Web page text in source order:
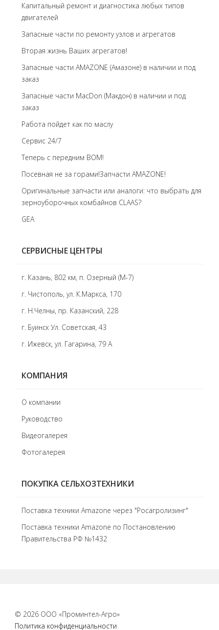
Капитальный ремонт и диагностика любых типов
двигателей
Запасные части по ремонту узлов и агрегатов
Вторая жизнь Ваших агрегатов!
Запасные части AMAZONE (Амазоне) в наличии и под
заказ
Запасные части MacDon (Макдон) в наличии и под
заказ
Работа пойдет как по маслу
Сервис 24/7
Теперь с передним BOM!
Посевная не за горами!Запчасти AMAZONE!
Оригинальные запчасти или аналоги: что выбрать для
зерноуборочных комбайнов CLAAS?
GEA
СЕРВИСНЫЕ ЦЕНТРЫ
г. Казань, 802 км, п. Озерный (М-7)
г. Чистополь, ул. К.Маркса, 170
г. Н.Челны, пр. Казанский, 228
г. Буинск Ул. Советская, 43
г. Ижевск, ул. Гагарина, 79 А
КОМПАНИЯ
О компании
Руководство
Видеогалерея
Фотогалерея
ПОКУПКА СЕЛЬХОЗТЕХНИКИ
Поставка техники Amazone через "Росагролизинг"
Поставка техники Amazone по Постановлению
Правительства РФ №1432
© 2026 ООО «Проминтел-Агро»
Политика конфиденциальности